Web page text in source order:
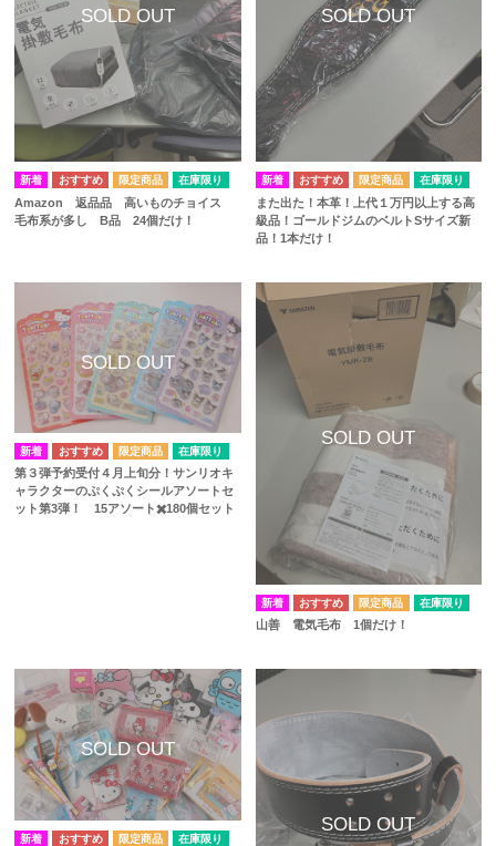
在庫限り
Amazon 返品品 高いものチョイス
毛布系が多し B品 24個だけ！
在庫限り
また出た！本革！上代１万円以上する高
級品！ゴールドジムのベルトSサイズ新
品！1本だけ！
在庫限り
第３弾予約受付４月上旬分！サンリオキ
ャラクターのぷくぷくシールアソートセ
ット第3弾！ 15アソート✖️180個セット
在庫限り
山善 電気毛布 1個だけ！
在庫限り